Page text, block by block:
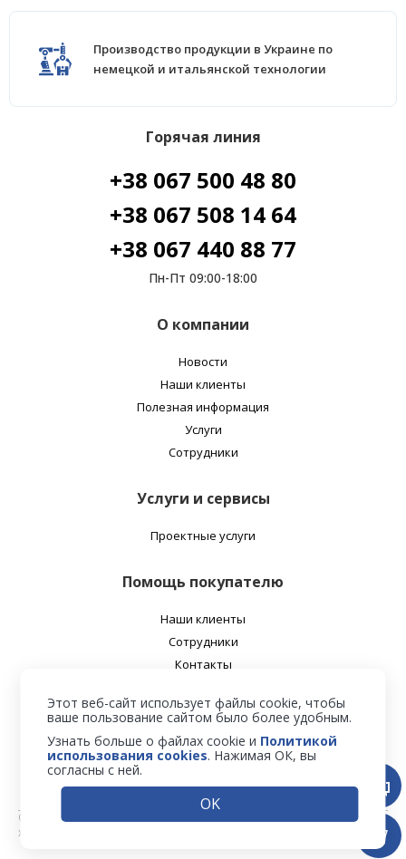
Производство продукции в Украине по
немецкой и итальянской технологии
Горячая линия
+38 067 500 48 80
+38 067 508 14 64
+38 067 440 88 77
Пн-Пт 09:00-18:00
О компании
Новости
Наши клиенты
Полезная информация
Услуги
Сотрудники
Услуги и сервисы
Проектные услуги
Помощь покупателю
Наши клиенты
Сотрудники
Контакты
Наш адрес
04116, г. Киев, ул. Шолуденка, 3, офис 206
© 2026 Компания Пантек – Производство сэндвич панелей и
холодильных дверей из PUR и PIR.
Этот веб-сайт использует файлы cookie, чтобы
ваше пользование сайтом было более удобным.
Узнать больше о файлах cookie и Политикой
использования cookies. Нажимая ОК, вы
согласны с ней.
OK